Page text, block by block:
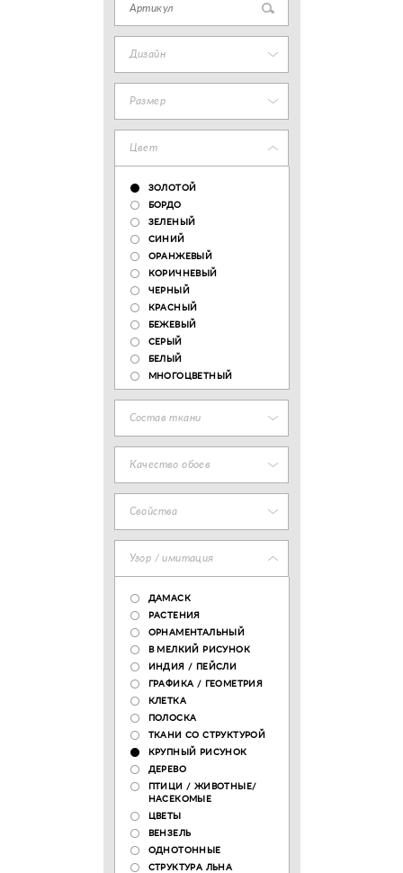
Дизайн
Размер
Цвет
ЗОЛОТОЙ
БОРДО
ЗЕЛЕНЫЙ
СИНИЙ
ОРАНЖЕВЫЙ
КОРИЧНЕВЫЙ
ЧЕРНЫЙ
КРАСНЫЙ
БЕЖЕВЫЙ
СЕРЫЙ
БЕЛЫЙ
МНОГОЦВЕТНЫЙ
Состав ткани
Качество обоев
Свойства
Узор / имитация
ДАМАСК
РАСТЕНИЯ
ОРНАМЕНТАЛЬНЫЙ
В МЕЛКИЙ РИСУНОК
ИНДИЯ / ПЕЙСЛИ
ГРАФИКА / ГЕОМЕТРИЯ
КЛЕТКА
ПОЛОСКА
ТКАНИ СО СТРУКТУРОЙ
КРУПНЫЙ РИСУНОК
ДЕРЕВО
ПТИЦИ / ЖИВОТНЫЕ/
НАСЕКОМЫЕ
ЦВЕТЫ
ВЕНЗЕЛЬ
ОДНОТОННЫЕ
СТРУКТУРА ЛЬНА